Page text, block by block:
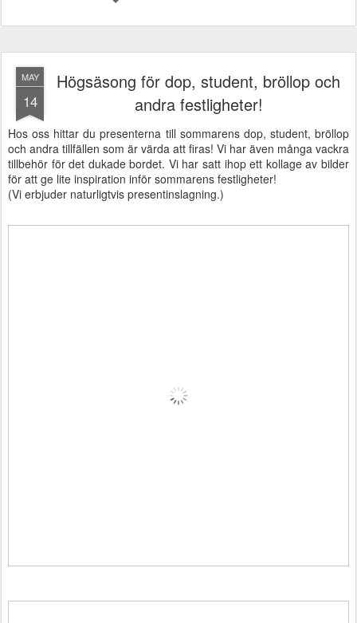
MAY
14
Högsäsong för dop, student, bröllop och
andra festligheter!
Hos oss hittar du presenterna till sommarens dop, student, bröllop
och andra tillfällen som är värda att firas! Vi har även många vackra
tillbehör för det dukade bordet. Vi har satt ihop ett kollage av bilder
för att ge lite inspiration inför sommarens festligheter!
(Vi erbjuder naturligtvis presentinslagning.)